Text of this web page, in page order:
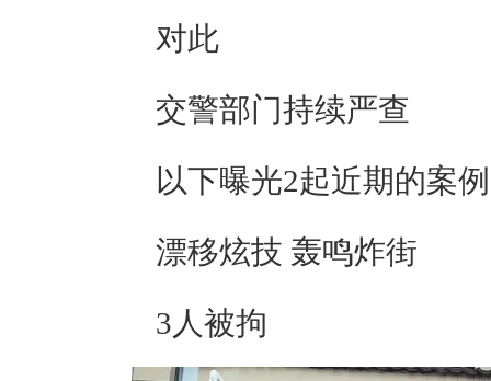
对此
交警部门持续严查
以下曝光2起近期的案例
漂移炫技 轰鸣炸街
3人被拘